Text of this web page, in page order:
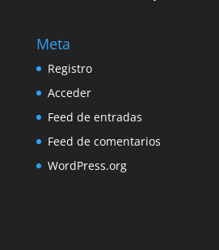
Meta
Registro
Acceder
Feed de entradas
Feed de comentarios
WordPress.org